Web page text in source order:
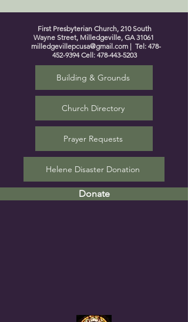
First Presbyterian Church, 210 South
Wayne Street, Milledgeville, GA 31061
milledgevillepcusa@gmail.com | Tel: 478-
452-9394Cell: 478-443-5203
Building & Grounds
Church Directory
Prayer Requests
Helene Disaster Donation
Donate